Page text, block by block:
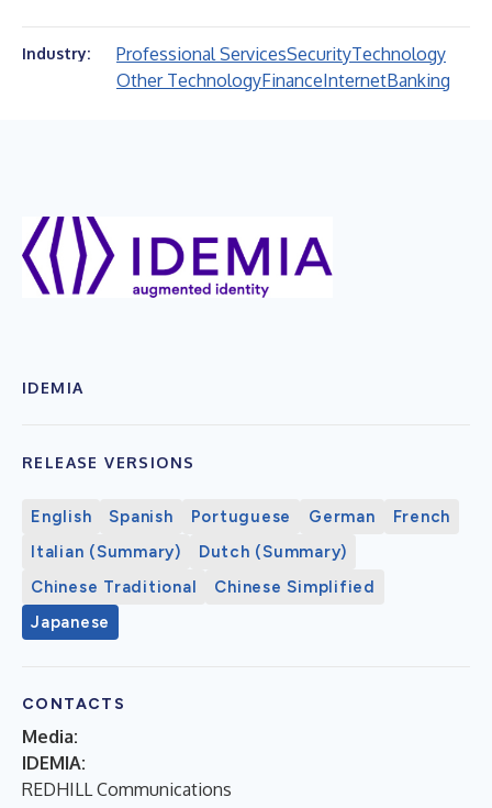
Industry: Professional ServicesSecurityTechnology
Other TechnologyFinanceInternetBanking
IDEMIA
RELEASE VERSIONS
English Spanish Portuguese German
French
Italian (Summary)
Dutch (Summary)
Chinese Traditional
Chinese Simplified
Japanese
CONTACTS
Media:
IDEMIA:
REDHILL Communications